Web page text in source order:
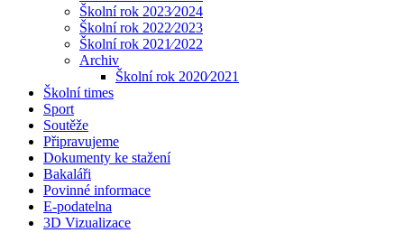
Školní rok 2023⁄2024
Školní rok 2022⁄2023
Školní rok 2021⁄2022
Archiv
Školní rok 2020⁄2021
Školní times
Sport
Soutěže
Připravujeme
Dokumenty ke stažení
Bakaláři
Povinné informace
E-podatelna
3D Vizualizace